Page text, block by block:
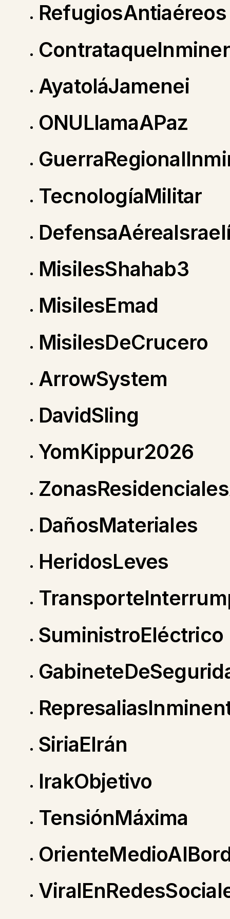
RefugiosAntiaéreos
AyatoláJamenei
ONULlamaAPaz
TecnologíaMilitar
MisilesShahab3
MisilesEmad
MisilesDeCrucero
ArrowSystem
DavidSling
YomKippur2026
DañosMateriales
HeridosLeves
SuministroEléctrico
SiriaEIrán
IrakObjetivo
TensiónMáxima